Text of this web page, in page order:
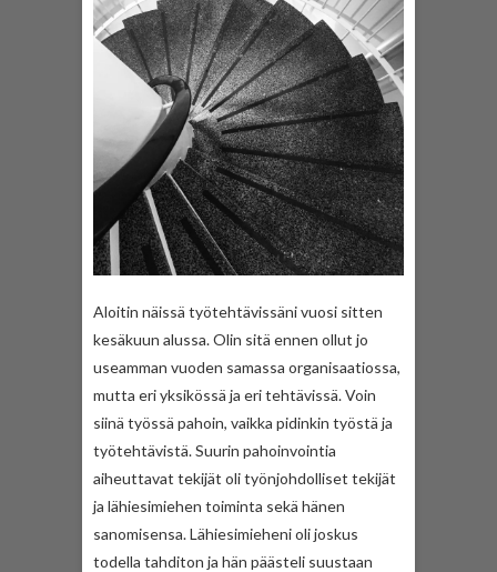
Aloitin näissä työtehtävissäni vuosi sitten
kesäkuun alussa. Olin sitä ennen ollut jo
useamman vuoden samassa organisaatiossa,
mutta eri yksikössä ja eri tehtävissä. Voin
siinä työssä pahoin, vaikka pidinkin työstä ja
työtehtävistä. Suurin pahoinvointia
aiheuttavat tekijät oli työnjohdolliset tekijät
ja lähiesimiehen toiminta sekä hänen
sanomisensa. Lähiesimieheni oli joskus
todella tahditon ja hän päästeli suustaan